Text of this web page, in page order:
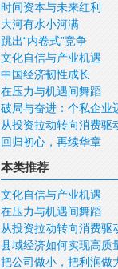
时间资本与未来红利
大河有水小河满
跳出“内卷式”竞争
文化自信与产业机遇
中国经济韧性成长
在压力与机遇间舞蹈
破局与奋进：个私企业
从投资拉动转向消费驱
回归初心，再续华章
本类推荐
文化自信与产业机遇
在压力与机遇间舞蹈
从投资拉动转向消费驱
县域经济如何实现高质
把公司做小，把利润做